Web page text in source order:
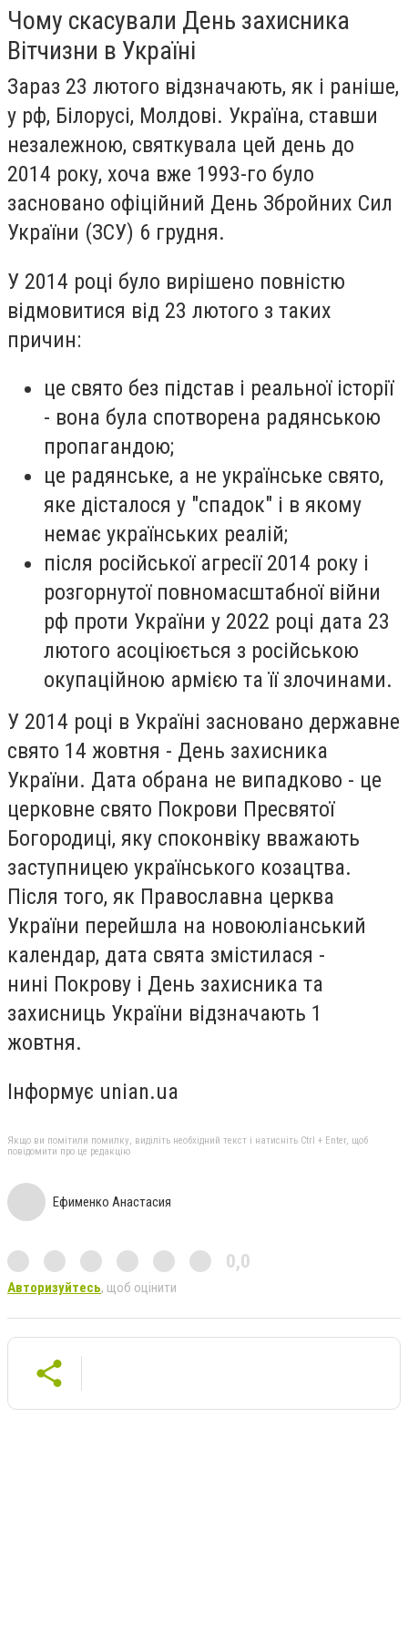
Чому скасували День захисника
Вітчизни в Україні
Зараз 23 лютого відзначають, як і раніше,
у рф, Білорусі, Молдові. Україна, ставши
незалежною, святкувала цей день до
2014 року, хоча вже 1993-го було
засновано офіційний День Збройних Сил
України (ЗСУ) 6 грудня.
У 2014 році було вирішено повністю
відмовитися від 23 лютого з таких
причин:
це свято без підстав і реальної історії
- вона була спотворена радянською
пропагандою;
це радянське, а не українське свято,
яке дісталося у "спадок" і в якому
немає українських реалій;
після російської агресії 2014 року і
розгорнутої повномасштабної війни
рф проти України у 2022 році дата 23
лютого асоціюється з російською
окупаційною армією та її злочинами.
У 2014 році в Україні засновано державне
свято 14 жовтня - День захисника
України. Дата обрана не випадково - це
церковне свято Покрови Пресвятої
Богородиці, яку споконвіку вважають
заступницею українського козацтва.
Після того, як Православна церква
України перейшла на новоюліанський
календар, дата свята змістилася -
нині Покрову і День захисника та
захисниць України відзначають 1
жовтня.
Інформує unian.ua
Якщо ви помітили помилку, виділіть необхідний текст і натисніть Ctrl + Enter, щоб
повідомити про це редакцію
Ефименко Анастасия
0,0
Авторизуйтесь, щоб оцінити